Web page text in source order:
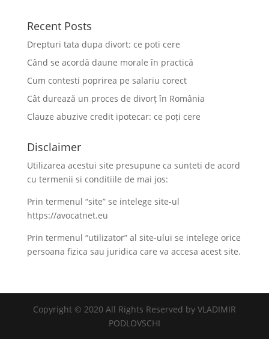
Recent Posts
Drepturi tata dupa divort: ce poti cere
Când se acordă daune morale în practică
Cum contesti poprirea pe salariu corect
Cât durează un proces de divorț în România
Clauze abuzive credit ipotecar: ce poți cere
Disclaimer
Utilizarea acestui site presupune ca sunteti de acord
cu termenii si conditiile de mai jos:
Prin termenul “site” se intelege site-ul
https://avocatnet.eu
Prin termenul “utilizator” al site-ului se intelege orice
persoana fizica sau juridica care va accesa acest site.
Copyright © 2020 All Rights Reserved by VLADIMIR
PODLOVSCHI